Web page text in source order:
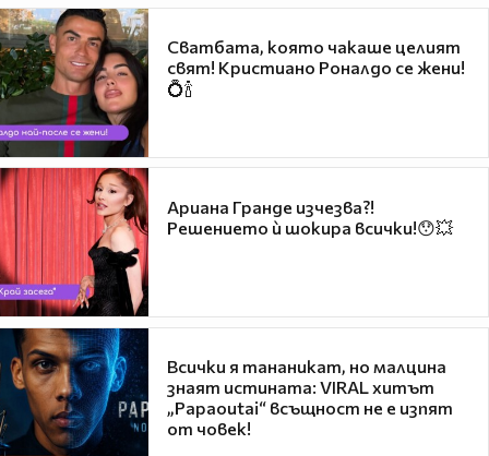
Сватбата, която чакаше целият
свят! Кристиано Роналдо се жени!
💍🍾
Ариана Гранде изчезва?!
Решението ѝ шокира всички!😯💥
Всички я тананикат, но малцина
знаят истината: VIRAL хитът
„Papaoutai“ всъщност не е изпят
от човек!